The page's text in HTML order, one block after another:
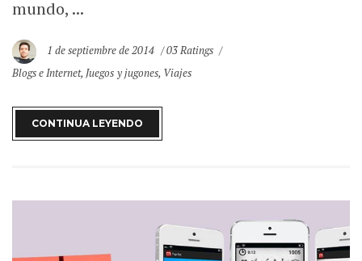
mundo, ...
1 de septiembre de 2014
03 Ratings
Blogs e Internet,Juegos y jugones, Viajes
CONTINUA LEYENDO